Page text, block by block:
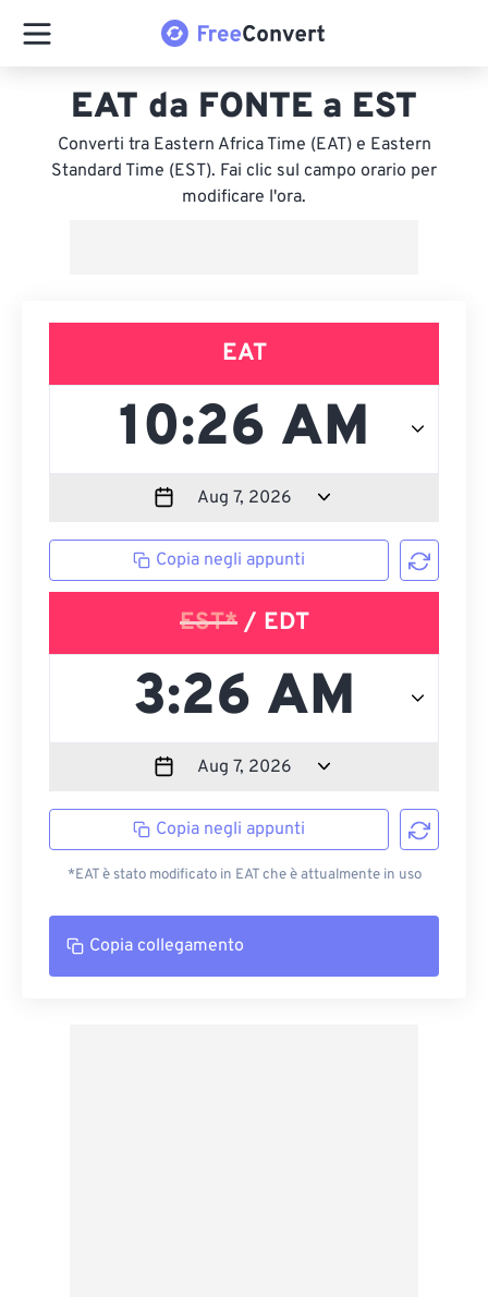
EAT da FONTE a EST
Converti tra Eastern Africa Time (EAT) e Eastern
Standard Time (EST). Fai clic sul campo orario per
modificare l'ora.
EAT
Copia negli appunti
EST*/ EDT
Copia negli appunti
*EAT è stato modificato in EAT che è attualmente in uso
Copia collegamento